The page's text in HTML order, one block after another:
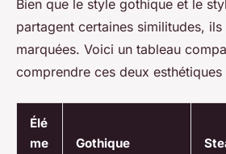
Bien que le style gothique et le
partagent certaines similitudes,
marquées. Voici un tableau
comprendre ces deux esthétiques
Élé
me
Gothique